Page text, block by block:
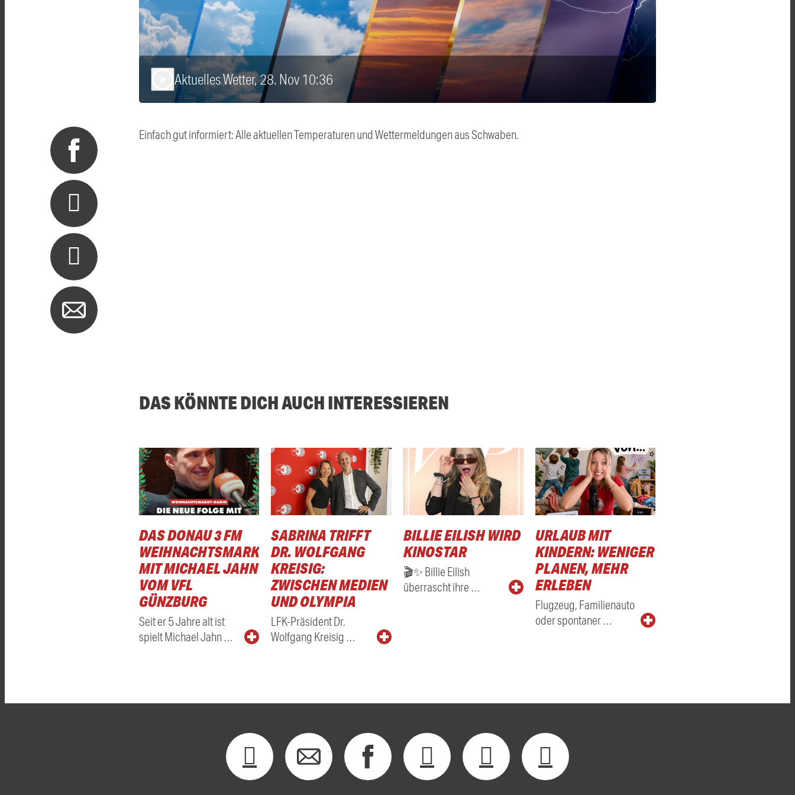
Aktuelles Wetter, 28. Nov 10:36
Einfach gut informiert: Alle aktuellen Temperaturen und Wettermeldungen aus Schwaben.
DAS KÖNNTE DICH AUCH INTERESSIEREN
DAS DONAU 3 FM
WEIHNACHTSMARKTRADIO
MIT MICHAEL JAHN
VOM VFL
GÜNZBURG
Seit er 5 Jahre alt ist
spielt Michael Jahn …
SABRINA TRIFFT
DR. WOLFGANG
KREISIG:
ZWISCHEN MEDIEN
UND OLYMPIA
LFK-Präsident Dr.
Wolfgang Kreisig …
BILLIE EILISH WIRD
KINOSTAR
🎬✨ Billie Eilish
überrascht ihre …
URLAUB MIT
KINDERN: WENIGER
PLANEN, MEHR
ERLEBEN
Flugzeug, Familienauto
oder spontaner …